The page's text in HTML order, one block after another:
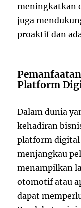
meningkatkan
juga
proaktif dan
Platform
Dalam dunia
kehadiran
platform
menjangkau
menampilkan
otomotif atau
dapat